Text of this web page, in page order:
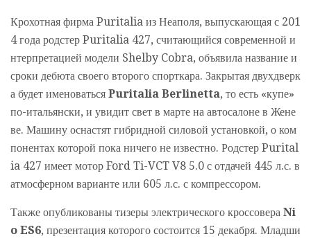
Крохотная фирма Puritalia из Неаполя, выпускающая с 201
4 года родстер Puritalia 427, считающийся современной и
нтерпретацией модели Shelby Cobra, объявила название и
сроки дебюта своего второго спорткара. Закрытая двухдверк
а будет именоваться Puritalia Berlinetta, то есть «купе»
по-итальянски, и увидит свет в марте на автосалоне в Жене
ве. Машину оснастят гибридной силовой установкой, о ком
понентах которой пока ничего не известно. Родстер Purital
ia 427 имеет мотор Ford Ti-VCT V8 5.0 с отдачей 445 л.с. в
атмосферном варианте или 605 л.с. с компрессором.
Также опубликованы тизеры электрического кроссовера Ni
o ES6, презентация которого состоится 15 декабря. Младши